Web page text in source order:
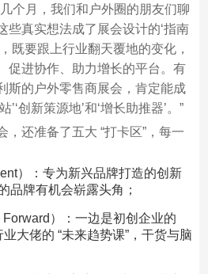
个月，我们和户外圈的朋友们聊
些真实想法成了展会设计的‘指南
既要跟上行业翻天覆地的变化，
促进协作、助力增长的平台。有
斯的户外零售商展会，肯定能成
创新策源地’和‘增长助推器’。”​
，还准备了五大 “打卡区”，每一
）：专为新兴品牌打造的创新
品牌有机会崭露头角；​
Forward）：一边是初创企业的
业大佬的 “未来趋势课”，干货与脑